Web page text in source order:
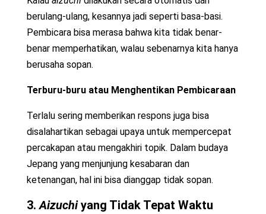
berulang-ulang, kesannya jadi seperti basa-basi.
Pembicara bisa merasa bahwa kita tidak benar-
benar memperhatikan, walau sebenarnya kita hanya
berusaha sopan.
Terburu-buru atau Menghentikan Pembicaraan
Terlalu sering memberikan respons juga bisa
disalahartikan sebagai upaya untuk mempercepat
percakapan atau mengakhiri topik. Dalam budaya
Jepang yang menjunjung kesabaran dan
ketenangan, hal ini bisa dianggap tidak sopan.
3.Aizuchiyang Tidak Tepat Waktu